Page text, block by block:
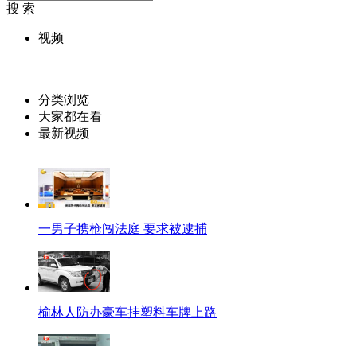
搜 索
视频
分类浏览
大家都在看
最新视频
一男子携枪闯法庭 要求被逮捕
榆林人防办豪车挂塑料车牌上路